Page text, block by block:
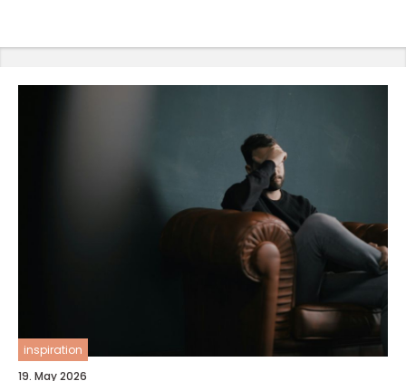
inspiration
19. May 2026